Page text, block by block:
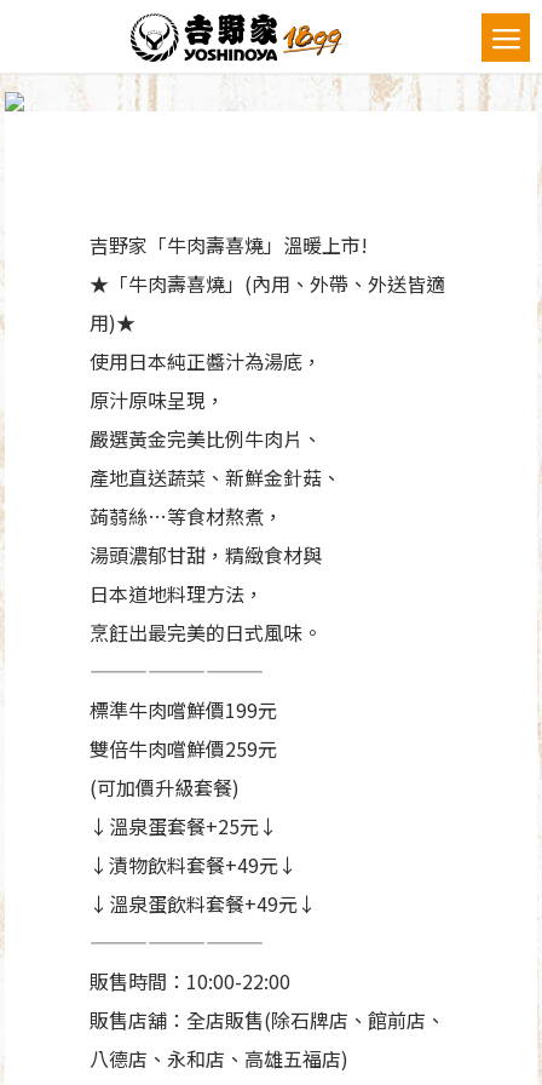
吉野家「牛肉壽喜燒」溫暖上市!
★「牛肉壽喜燒」(內用、外帶、外送皆適
用)★
使用日本純正醬汁為湯底，
原汁原味呈現，
嚴選黃金完美比例牛肉片、
產地直送蔬菜、新鮮金針菇、
蒟蒻絲…等食材熬煮，
湯頭濃郁甘甜，精緻食材與
日本道地料理方法，
烹飪出最完美的日式風味。
—————————
標準牛肉嚐鮮價199元
雙倍牛肉嚐鮮價259元
(可加價升級套餐)
↓溫泉蛋套餐+25元↓
↓漬物飲料套餐+49元↓
↓溫泉蛋飲料套餐+49元↓
—————————
販售時間：10:00-22:00
販售店舖：全店販售(除石牌店、館前店、
八德店、永和店、高雄五福店)